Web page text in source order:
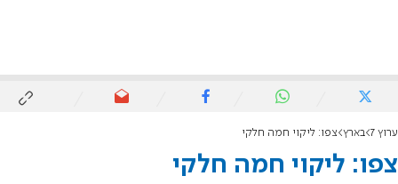
ערוץ 7 בארץ צפו: ליקוי חמה חלקי
צפו: ליקוי חמה חלקי